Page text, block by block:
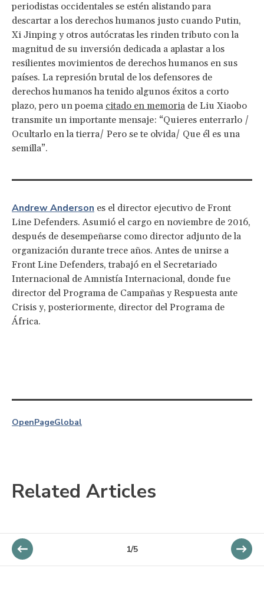
periodistas occidentales se estén alistando para
descartar a los derechos humanos justo cuando Putin,
Xi Jinping y otros autócratas les rinden tributo con la
magnitud de su inversión dedicada a aplastar a los
resilientes movimientos de derechos humanos en sus
países. La represión brutal de los defensores de
derechos humanos ha tenido algunos éxitos a corto
plazo, pero un poema citado en memoria de Liu Xiaobo
transmite un importante mensaje: “Quieres enterrarlo /
Ocultarlo en la tierra/ Pero se te olvida/ Que él es una
semilla”.
AndrewAnderson es el director ejecutivo de Front
Line Defenders. Asumió el cargo en noviembre de 2016,
después de desempeñarse como director adjunto de la
organización durante trece años. Antes de unirse a
Front Line Defenders, trabajó en el Secretariado
Internacional de Amnistía Internacional, donde fue
director del Programa de Campañas y Respuesta ante
Crisis y, posteriormente, director del Programa de
África.
OpenPageGlobal
Related Articles
1/5